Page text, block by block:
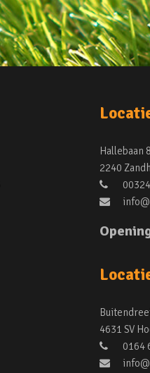
Hallebaan
2240
4631 SV
0164